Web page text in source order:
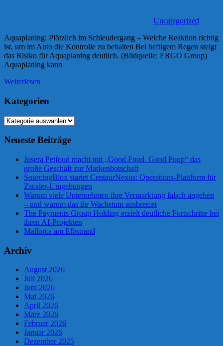
Uncategorized
Aquaplaning: Plötzlich im Schleudergang – Welche Reaktion richtig
ist, um im Auto die Kontrolle zu behalten Bei heftigem Regen steigt
das Risiko für Aquaplaning deutlich. (Bildquelle: ERGO Group)
Aquaplaning kann
Weiterlesen
Kategorien
Kategorien
Neueste Beiträge
Josera Petfood macht mit „Good Food. Good Poop“ das
große Geschäft zur Markenbotschaft
SourcingBlox startet CentaurNexus: Operations-Plattform für
Zscaler-Umgebungen
Warum viele Unternehmen ihre Vermarktung falsch angehen
– und warum das ihr Wachstum ausbremst
The Payments Group Holding erzielt deutliche Fortschritte bei
ihren AI-Projekten
Mallorca am Elbstrand
Archiv
August 2026
Juli 2026
Juni 2026
Mai 2026
April 2026
März 2026
Februar 2026
Januar 2026
Dezember 2025